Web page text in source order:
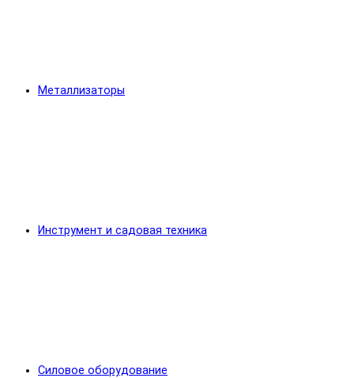
Металлизаторы
Инструмент и садовая техника
Силовое оборудование